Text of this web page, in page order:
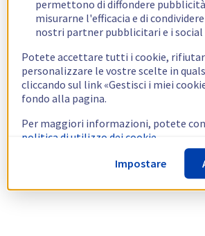
permettono di diffondere
misurarne l'efficacia e di
nostri partner pubblicitari e i
Potete accettare tutti i cookie,
personalizzare le vostre scelte in
cliccando sul link «Gestisci i miei
fondo alla pagina.
Per maggiori informazioni, potete
politica di utilizzo dei cookie.
Impostare